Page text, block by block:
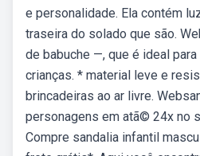
e personalidade. Ela contém
traseira do solado que são.
de babuche —, que é ideal
crianças. * material leve e
brincadeiras ao ar livre.
personagens em atã© 24x no
Compre sandalia infantil